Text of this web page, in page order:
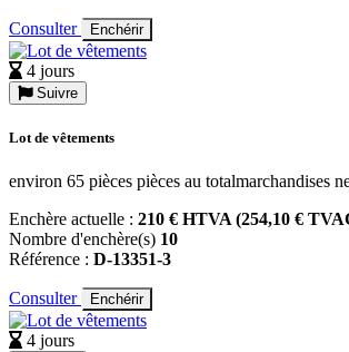
Consulter Enchérir
4 jours
Suivre
Lot de vêtements
environ 65 pièces pièces au totalmarchandises
Enchère actuelle : 210 € HTVA (254,10 €
Nombre d'enchère(s) 10
Référence : D-13351-3
Consulter Enchérir
4 jours